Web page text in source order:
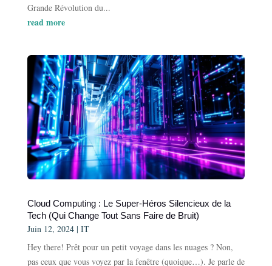
Grande Révolution du...
read more
Cloud Computing : Le Super-Héros Silencieux de la
Tech (Qui Change Tout Sans Faire de Bruit)
Juin 12, 2024| IT
Hey there! Prêt pour un petit voyage dans les nuages ? Non,
pas ceux que vous voyez par la fenêtre (quoique…). Je parle de